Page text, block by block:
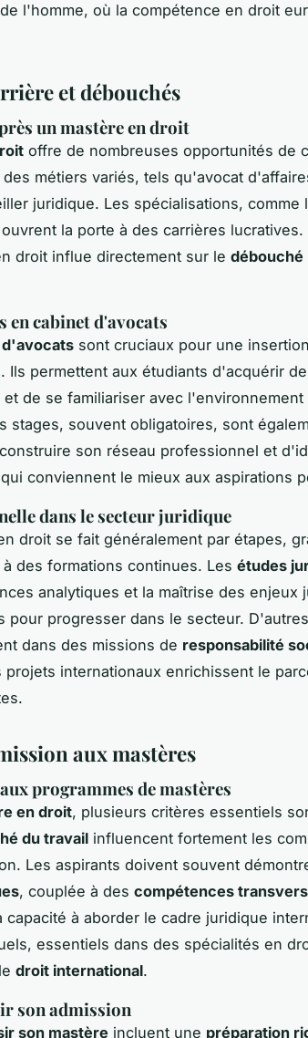
l'homme, où la compétence en droit
et débouchés
un mastère en droit
offre de nombreuses opportunités de
métiers variés, tels qu'avocat
juridique. Les spécialisations, comme
la porte à des carrières lucratives.
droit influe directement sur le débouché
en cabinet d'avocats
d'avocats sont cruciaux pour une insertion
Ils permettent aux étudiants d'acquérir
de se familiariser avec
stages, souvent obligatoires, sont
son réseau professionnel et
conviennent le mieux aux aspirations
dans le secteur juridique
droit se fait généralement par étapes,
des formations continues. Les études
analytiques et la maîtrise des enjeux
pour progresser dans le secteur.
dans des missions de responsabilité
projets internationaux enrichissent le
aux mastères
programmes de mastères
en droit, plusieurs critères essentiels
du travail influencent fortement les
Les aspirants doivent souvent
, couplée à des compétences
capacité à aborder le cadre juridique
essentiels dans des spécialités en
droit international.
son admission
son mastère incluent une préparation